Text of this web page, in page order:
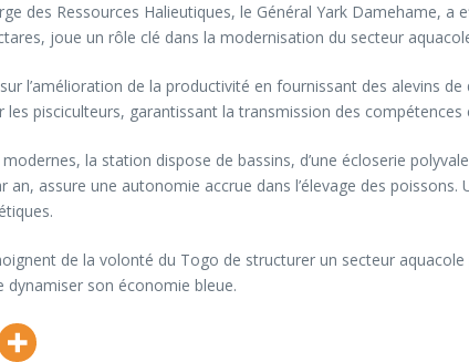
des Ressources Halieutiques, le Général Yark Damehame,
joue un rôle clé dans la modernisation du secteur
l’amélioration de la productivité en fournissant des alevins
pisciculteurs, garantissant la transmission des
modernes, la station dispose de bassins, d’une écloserie
an, assure une autonomie accrue dans l’élevage des
de la volonté du Togo de structurer un secteur
dynamiser son économie bleue.